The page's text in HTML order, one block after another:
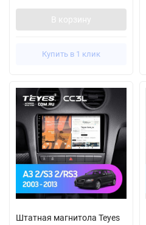
В корзину
Купить в 1 клик
Штатная магнитола Teyes